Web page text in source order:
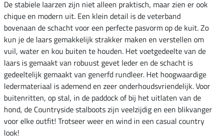
De stabiele laarzen zijn niet alleen praktisch, maar zien er ook
chique en modern uit. Een klein detail is de veterband
bovenaan de schacht voor een perfecte pasvorm op de kuit. Zo
kun je de laars gemakkelijk strakker maken en verstellen om
vuil, water en kou buiten te houden. Het voetgedeelte van de
laars is gemaakt van robuust gevet leder en de schacht is
gedeeltelijk gemaakt van generfd rundleer. Het hoogwaardige
ledermateriaal is ademend en zeer onderhoudsvriendelijk. Voor
buitenritten, op stal, in de paddock of bij het uitlaten van de
hond, de Countryside stalboots zijn veelzijdig en een blikvanger
voor elke outfit! Trotseer weer en wind in een casual country
look!